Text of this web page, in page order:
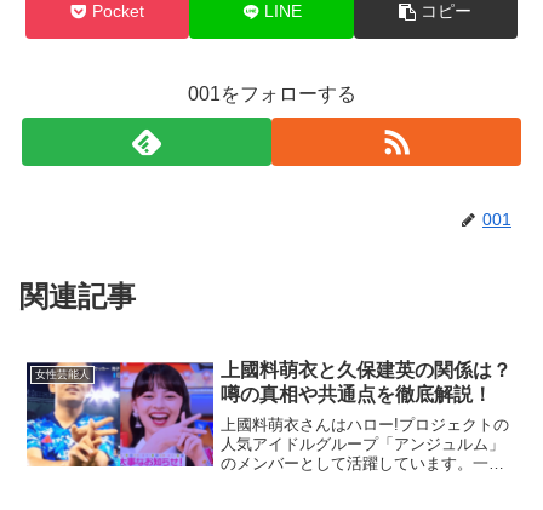
Pocket LINE コピー
001をフォローする
001
関連記事
女性芸能人
上國料萌衣と久保建英の関係は？
噂の真相や共通点を徹底解説！
上國料萌衣さんはハロー!プロジェクトの
人気アイドルグループ「アンジュルム」
のメンバーとして活躍しています。一